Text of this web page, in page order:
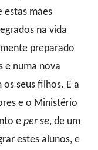
estas mães
na vida
preparado
e numa nova
seus filhos. E a
e o Ministério
e per se, de um
estes alunos, e